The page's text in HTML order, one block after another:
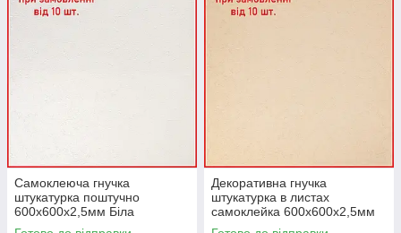
Самоклеюча гнучка
штукатурка поштучно
600х600х2,5мм Біла
Травертіно ПВХ декор SW-
Декоративна гнучка
штукатурка в листах
самоклейка 600х600х2,5мм
Бежева Травертіно ПВХ